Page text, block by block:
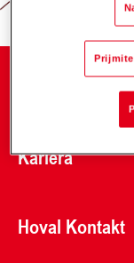
O spoločnosti
Kariéra
Hoval Kontakt